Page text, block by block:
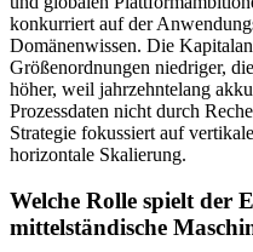
konkurriert auf der
Domänenwissen. Die
Größenordnungen niedriger,
höher, weil jahrzehntelang
Prozessdaten nicht durch
Strategie fokussiert auf
horizontale Skalierung.
Welche Rolle spielt der
mittelständische